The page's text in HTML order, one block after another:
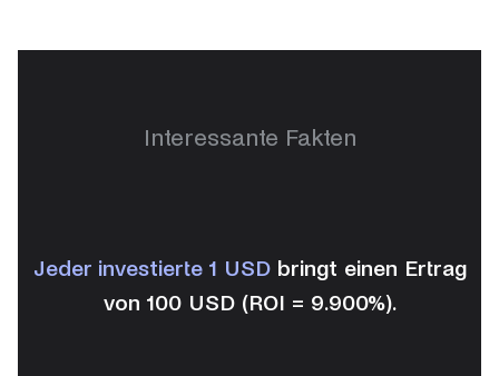
Interessante Fakten
Jeder investierte 1 USD bringt einen Ertrag
von 100 USD (ROI = 9.900%).